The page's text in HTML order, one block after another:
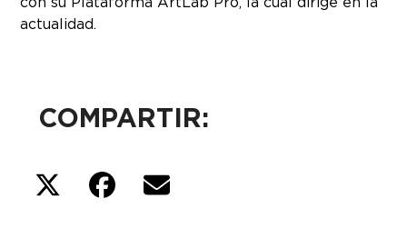
actualidad.
COMPARTIR: